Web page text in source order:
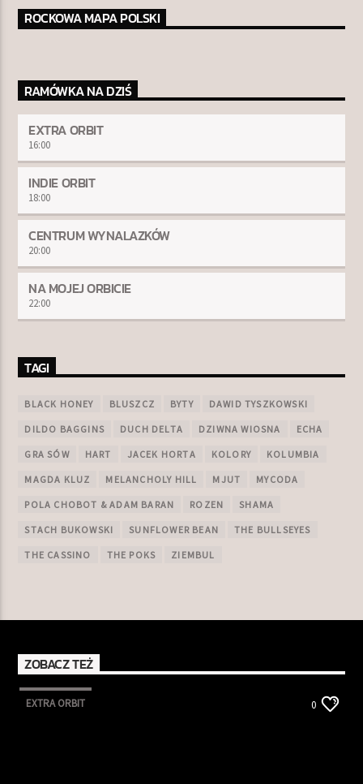
ROCKOWA MAPA POLSKI
RAMÓWKA NA DZIŚ
EXTRA ORBIT
16:00
INDIE ORBIT
18:00
CENTRUM WYNALAZKÓW
20:00
NA MOJEJ ORBICIE
22:00
TAGI
BLACK HONEY BLUSZCZ BYTY DAWID TYSZKOWSKI
DILDO BAGGINS DUCH DELTA DZIWNA WIOSNA ECHA
GRA SÓW HART JACEK HORTA KOLORY KOLUMBIA
MAGDA KLUZ MELANCHOLY HILL MJUT MYCODA
POLA CHOBOT & ADAM BARAN ROZEN SHAMA
STACH BUKOWSKI SUNFLOWER BEAN THE BULLSEYES
THE CASSINO THE POKS ZIEMBUL
ZOBACZ TEŻ
EXTRA ORBIT 0